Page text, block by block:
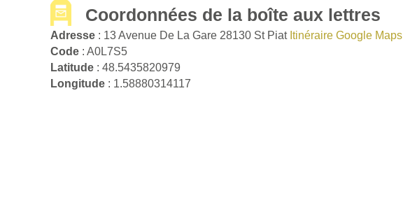
Coordonnées de la boîte aux lettres
Adresse : 13 Avenue De La Gare 28130 St Piat Itinéraire Google Maps
Code : A0L7S5
Latitude : 48.5435820979
Longitude : 1.58880314117